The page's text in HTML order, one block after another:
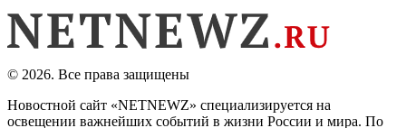
© 2026. Все права защищены
Новостной сайт «NETNEWZ» специализируется на
освещении важнейших событий в жизни России и мира. По